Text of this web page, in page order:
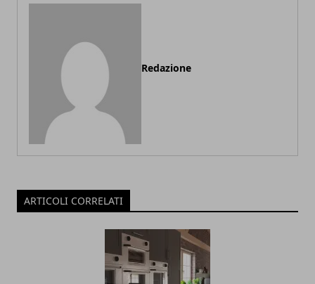
Redazione
ARTICOLI CORRELATI